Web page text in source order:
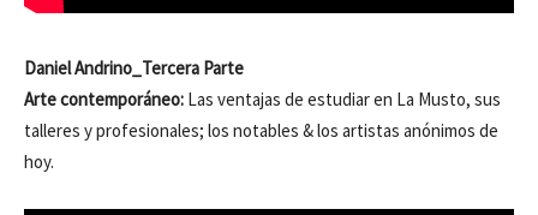
Daniel Andrino_Tercera Parte
Arte contemporáneo: Las ventajas de estudiar en La Musto, sus
talleres y profesionales; los notables & los artistas anónimos de
hoy.